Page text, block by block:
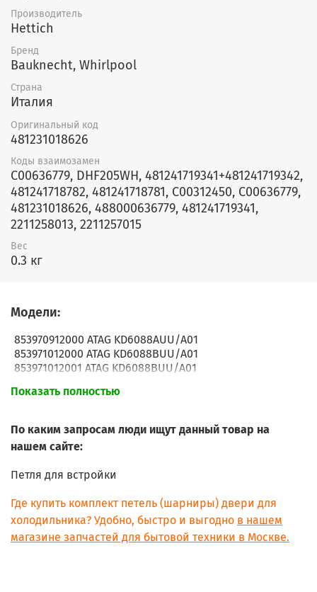
Производитель
Hettich
Бренд
Bauknecht, Whirlpool
Страна
Италия
Оригинальный код
481231018626
Коды взаимозамен
C00636779, DHF205WH, 481241719341+481241719342,
481241718782, 481241718781, C00312450, C00636779,
481231018626, 488000636779, 481241719341,
2211258013, 2211257015
Вес
0.3 кг
Модели:
853970912000 ATAG KD6088AUU/A01
853971012000 ATAG KD6088BUU/A01
853971012001 ATAG KD6088BUU/A01
853971312000 ATAG KD6102AUU/A01
853971412001 ATAG KD6102BUU/A01
853971712000 ATAG KD6122AUU/A01
853971812000 ATAG KD6122BUU/A01
853977012000 ATAG KS3178BUU/A01
853900612010 ATAG-PELGRIM KD61178B/A01
853911712003 ATAG-PELGRIM KD60122AFUU/A02
853910812010 ATAG-PELGRIM KD61122B/A01
853911612010 ATAG-PELGRIM KD61122A/A01
Показать полностью
По каким запросам люди ищут данный товар на
нашем сайте:
Петля для встройки
Где купить комплект петель (шарниры) двери для
холодильника? Удобно, быстро и выгодно в нашем
магазине запчастей для бытовой техники в Москве.